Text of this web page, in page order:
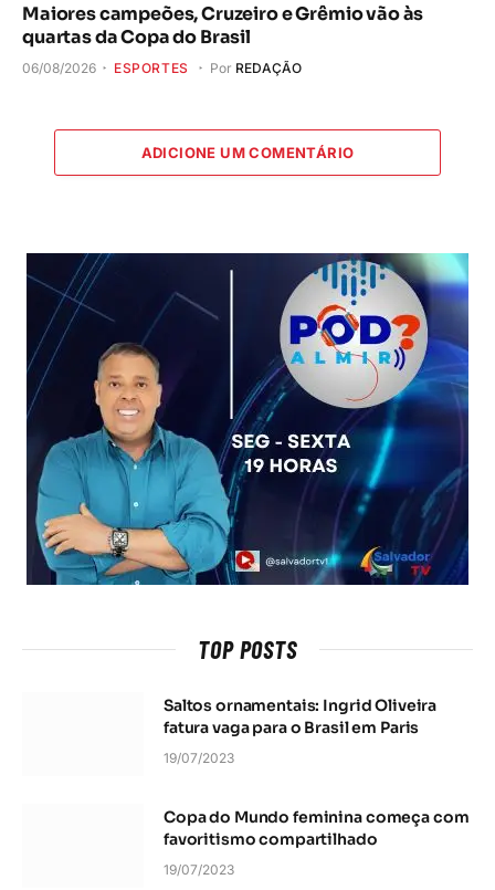
Maiores campeões, Cruzeiro e Grêmio vão às
quartas da Copa do Brasil
06/08/2026 ESPORTES Por REDAÇÃO
ADICIONE UM COMENTÁRIO
TOP POSTS
Saltos ornamentais: Ingrid Oliveira
fatura vaga para o Brasil em Paris
19/07/2023
Copa do Mundo feminina começa com
favoritismo compartilhado
19/07/2023